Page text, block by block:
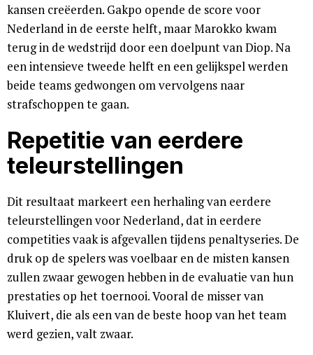
kansen creëerden. Gakpo opende de score voor
Nederland in de eerste helft, maar Marokko kwam
terug in de wedstrijd door een doelpunt van Diop. Na
een intensieve tweede helft en een gelijkspel werden
beide teams gedwongen om vervolgens naar
strafschoppen te gaan.
Repetitie van eerdere
teleurstellingen
Dit resultaat markeert een herhaling van eerdere
teleurstellingen voor Nederland, dat in eerdere
competities vaak is afgevallen tijdens penaltyseries. De
druk op de spelers was voelbaar en de misten kansen
zullen zwaar gewogen hebben in de evaluatie van hun
prestaties op het toernooi. Vooral de misser van
Kluivert, die als een van de beste hoop van het team
werd gezien, valt zwaar.